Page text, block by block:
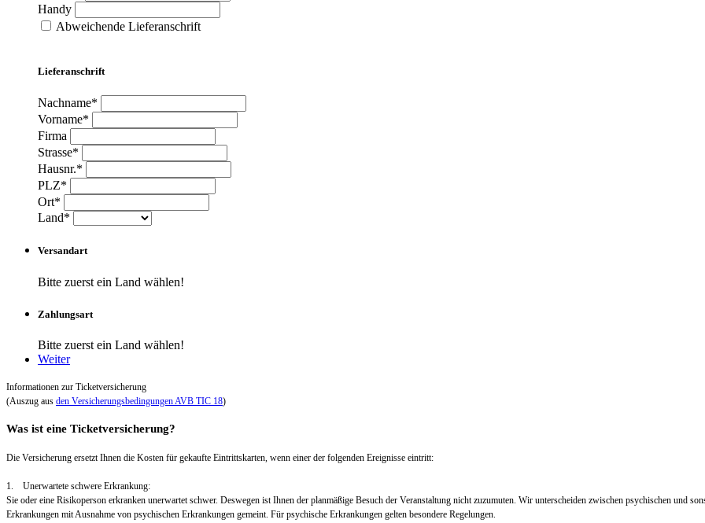
Handy
Abweichende Lieferanschrift
Lieferanschrift
Nachname*
Vorname*
Firma
Strasse*
Hausnr.*
PLZ*
Ort*
Land*
Versandart
Bitte zuerst ein Land wählen!
Zahlungsart
Bitte zuerst ein Land wählen!
Weiter
Informationen zur Ticketversicherung
(Auszug aus den Versicherungsbedingungen AVB TIC 18)
Was ist eine Ticketversicherung?
Die Versicherung ersetzt Ihnen die Kosten für gekaufte Eintrittskarten, wenn einer der folgenden Ereignisse eintritt:
1. Unerwartete schwere Erkrankung:
Sie oder eine Risikoperson erkranken unerwartet schwer. Deswegen ist Ihnen der planmäßige Besuch der Veranstaltung nicht zuzumuten. Wir unterscheiden zwischen psychischen und
Erkrankungen mit Ausnahme von psychischen Erkrankungen gemeint. Für psychische Erkrankungen gelten besondere Regelungen.